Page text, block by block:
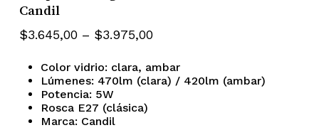
Candil
$3.645,00 – $3.975,00Rango
precios:
desde
Color vidrio: clara, ambar
Lúmenes: 470lm (clara) / 420lm (ambar)
Potencia: 5W
Rosca E27 (clásica)
Marca: Candil